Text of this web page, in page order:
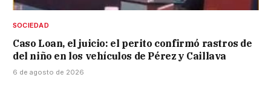
SOCIEDAD
Caso Loan, el juicio: el perito confirmó rastros de
del niño en los vehículos de Pérez y Caillava
6 de agosto de 2026